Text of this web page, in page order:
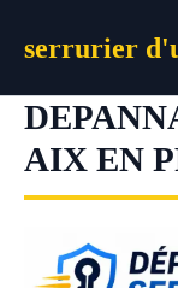
serrurier
AIX EN